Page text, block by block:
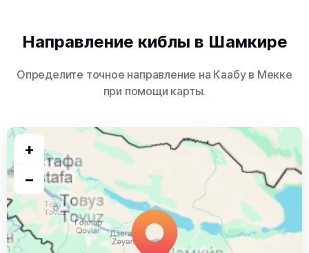
Направление киблы в Шамкире
Определите точное направление на Каабу в Мекке
при помощи карты.
+
−